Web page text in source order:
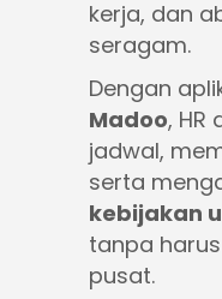
kerja, dan
seragam.
Dengan
Madoo,
jadwal,
serta
kebijakan
tanpa
pusat.